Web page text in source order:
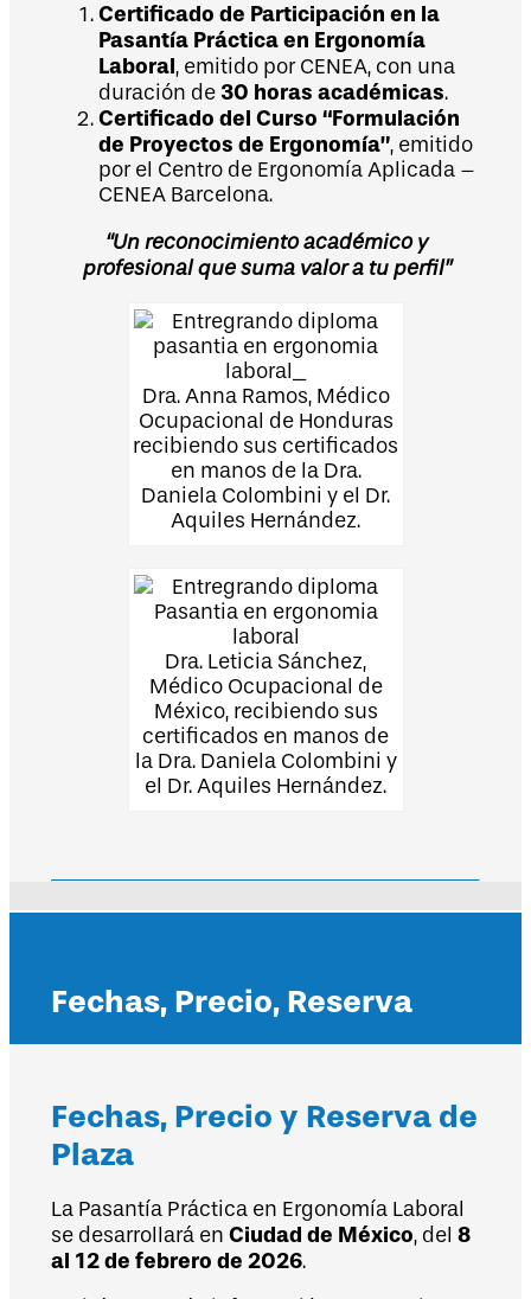
Certificado de Participación en la
Pasantía Práctica en Ergonomía
Laboral, emitido por CENEA, con una
duración de 30 horas académicas.
Certificado del Curso “Formulación
de Proyectos de Ergonomía”, emitido
por el Centro de Ergonomía Aplicada –
CENEA Barcelona.
“Un reconocimiento académico y
profesional que suma valor a tu perfil”
Dra. Anna Ramos, Médico
Ocupacional de Honduras
recibiendo sus certificados
en manos de la Dra.
Daniela Colombini y el Dr.
Aquiles Hernández.
Dra. Leticia Sánchez,
Médico Ocupacional de
México, recibiendo sus
certificados en manos de
la Dra. Daniela Colombini y
el Dr. Aquiles Hernández.
Fechas, Precio, Reserva
Fechas, Precio y Reserva de
Plaza
La Pasantía Práctica en Ergonomía Laboral
se desarrollará en Ciudad de México, del 8
al 12 de febrero de 2026.